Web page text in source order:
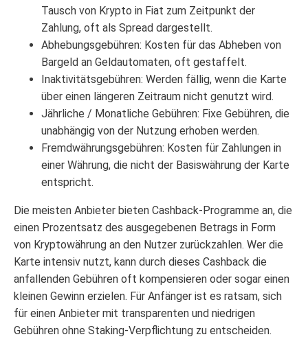
Tausch von Krypto in Fiat zum Zeitpunkt der
Zahlung, oft als Spread dargestellt.
Abhebungsgebühren: Kosten für das Abheben von
Bargeld an Geldautomaten, oft gestaffelt.
Inaktivitätsgebühren: Werden fällig, wenn die Karte
über einen längeren Zeitraum nicht genutzt wird.
Jährliche / Monatliche Gebühren: Fixe Gebühren, die
unabhängig von der Nutzung erhoben werden.
Fremdwährungsgebühren: Kosten für Zahlungen in
einer Währung, die nicht der Basiswährung der Karte
entspricht.
Die meisten Anbieter bieten Cashback-Programme an, die
einen Prozentsatz des ausgegebenen Betrags in Form
von Kryptowährung an den Nutzer zurückzahlen. Wer die
Karte intensiv nutzt, kann durch dieses Cashback die
anfallenden Gebühren oft kompensieren oder sogar einen
kleinen Gewinn erzielen. Für Anfänger ist es ratsam, sich
für einen Anbieter mit transparenten und niedrigen
Gebühren ohne Staking-Verpflichtung zu entscheiden.